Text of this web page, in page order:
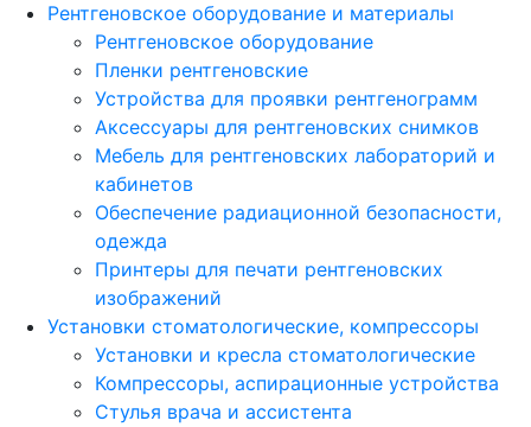
Рентгеновское оборудование и материалы
Рентгеновское оборудование
Пленки рентгеновские
Устройства для проявки рентгенограмм
Аксессуары для рентгеновских снимков
Мебель для рентгеновских лабораторий и
кабинетов
Обеспечение радиационной безопасности,
одежда
Принтеры для печати рентгеновских
изображений
Установки стоматологические, компрессоры
Установки и кресла стоматологические
Компрессоры, аспирационные устройства
Стулья врача и ассистента